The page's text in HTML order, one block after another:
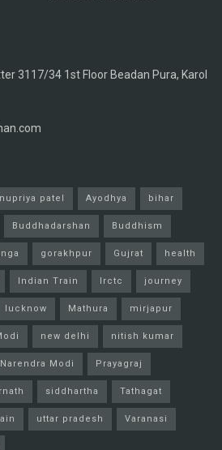
3117/34 1st Floor Beadan Pura, Karol
patel Ayodhya bihar
Buddhadarshan Buddhism
gorakhpur Gujrat health
Indian Train Irctc journey
lucknow Mathura mirjapur
new delhi nitish kumar
Modi Prayagraj
siddhartha Tathagat
uttar pradesh Varanasi